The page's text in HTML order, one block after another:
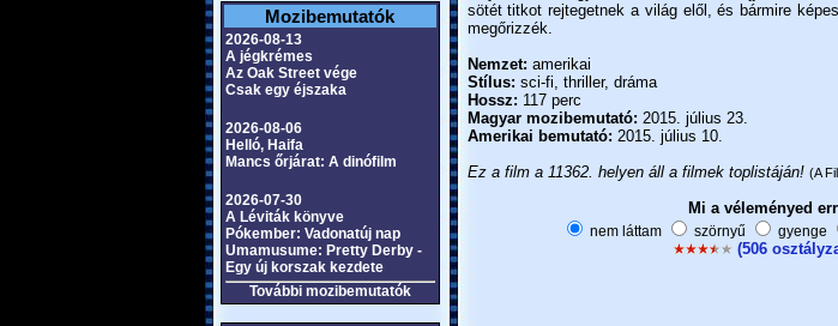
Mozibemutatók
2026-08-13
A jégkrémes
Az Oak Street vége
Csak egy éjszaka
2026-08-06
Helló, Haifa
Mancs őrjárat: A dinófilm
2026-07-30
A Léviták könyve
Pókember: Vadonatúj nap
Umamusume: Pretty Derby -
Egy új korszak kezdete
További mozibemutatók
sötét titkot rejtegetnek a világ elől, és bármire
megőrizzék.
Nemzet: amerikai
Stílus: sci-fi, thriller, dráma
Hossz: 117 perc
Magyar mozibemutató: 2015. július 23.
Amerikai bemutató: 2015. július 10.
Ez a film a 11362. helyen áll a filmek toplistáján! (A
Mi a véleményed
nem láttam szörnyű gyenge
(506